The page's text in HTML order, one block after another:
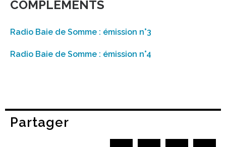
COMPLÉMENTS
Radio Baie de Somme : émission n°3
Radio Baie de Somme : émission n°4
Partager